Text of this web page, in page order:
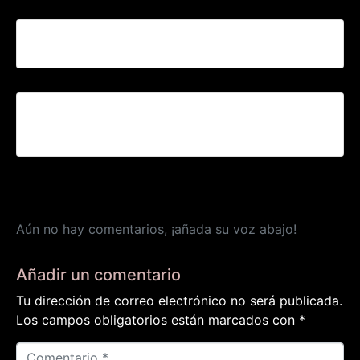
Aún no hay comentarios, ¡añada su voz abajo!
Añadir un comentario
Tu dirección de correo electrónico no será publicada.
Los campos obligatorios están marcados con *